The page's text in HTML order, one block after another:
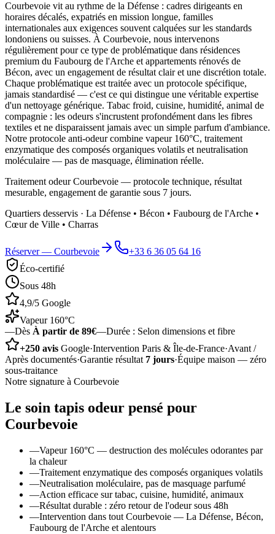
Courbevoie vit au rythme de la Défense : cadres dirigeants en
horaires décalés, expatriés en mission longue, familles
internationales aux exigences souvent calquées sur les standards
londoniens ou suisses. À Courbevoie, nous intervenons
régulièrement pour ce type de problématique dans résidences
premium du Faubourg de l'Arche et appartements rénovés de
Bécon, avec un engagement de résultat clair et une discrétion totale.
Chaque problématique est traitée avec un protocole spécifique,
jamais standardisé — c'est ce qui distingue une véritable expertise
d'un nettoyage générique. Tabac froid, cuisine, humidité, animal de
compagnie : les odeurs s'incrustent profondément dans les fibres
textiles et ne disparaissent jamais avec un simple parfum d'ambiance.
Notre protocole anti-odeur combine vapeur 160°C, traitement
enzymatique des composés organiques volatils et neutralisation
moléculaire — pas de masquage, élimination réelle.
Traitement odeur Courbevoie — protocole technique, résultat
mesurable, engagement de garantie sous 7 jours.
Quartiers desservis · La Défense • Bécon • Faubourg de l'Arche •
Cœur de Ville • Charras
Réserver — Courbevoie
+33 6 36 05 64 16
Éco-certifié
Sous 48h
4,9/5 Google
Vapeur 160°C
—Dès À partir de 89€—Durée : Selon dimensions et fibre
+250 avis Google·Intervention Paris & Île-de-France·Avant /
Après documentés·Garantie résultat 7 jours·Équipe maison — zéro
sous-traitance
Notre signature à Courbevoie
Le soin tapis odeur pensé pour
Courbevoie
—Vapeur 160°C — destruction des molécules odorantes par
la chaleur
—Traitement enzymatique des composés organiques volatils
—Neutralisation moléculaire, pas de masquage parfumé
—Action efficace sur tabac, cuisine, humidité, animaux
—Résultat durable : zéro retour de l'odeur sous 48h
—Intervention dans tout Courbevoie — La Défense, Bécon,
Faubourg de l'Arche et alentours